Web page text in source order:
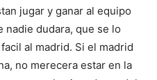
jugar y ganar al equipo
nadie dudara, que se lo
al madrid. Si el madrid
no merecera estar en la